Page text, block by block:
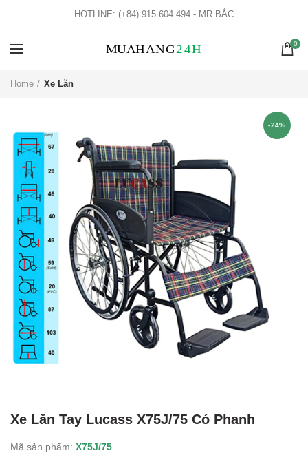
HOTLINE: (+84) 915 604 494 - MR BẮC
0
Home Xe Lăn
-24%
Xe Lăn Tay Lucass X75J/75 Có Phanh
Mã sản phẩm: X75J/75